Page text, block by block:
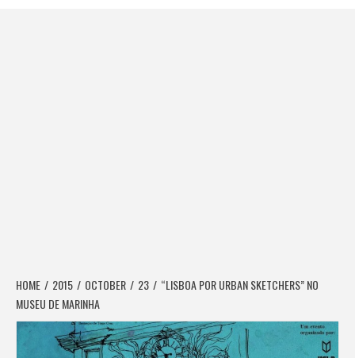
HOME 2015 OCTOBER 23
“LISBOA POR URBAN SKETCHERS” NO
MUSEU DE MARINHA